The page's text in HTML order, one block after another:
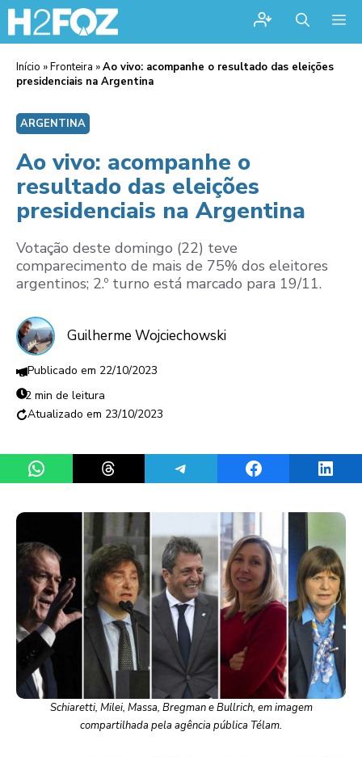
Início »Fronteira »Ao vivo: acompanhe o resultado das eleições
presidenciais na Argentina
ARGENTINA
Ao vivo: acompanhe o
resultado das eleições
presidenciais na Argentina
Votação deste domingo (22) teve
comparecimento de mais de 75% dos eleitores
argentinos; 2.º turno está marcado para 19/11.
Guilherme Wojciechowski
22/10/2023
2 min de leitura
23/10/2023
Share on WhatsAppShare on ThreadsShare on TelegramShare on Facebook
Schiaretti, Milei, Massa, Bregman e Bullrich, em imagem
compartilhada pela agência pública Télam.